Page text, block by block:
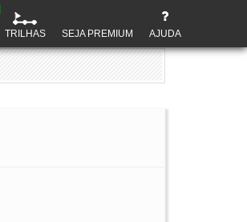
TRILHAS SEJA PREMIUM AJUDA